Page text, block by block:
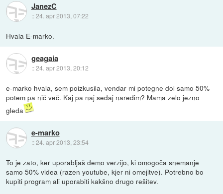
JanezC
::24. apr 2013, 07:22
Hvala E-marko.
geagaia
::24. apr 2013, 20:12
e-marko hvala, sem poizkusila, vendar mi potegne dol samo 50%
potem pa nič več. Kaj pa naj sedaj naredim? Mama zelo jezno
gleda
e-marko
::24. apr 2013, 23:54
To je zato, ker uporabljaš demo verzijo, ki omogoča snemanje
samo 50% videa (razen youtube, kjer ni omejitve). Potrebno bo
kupiti program ali uporabiti kakšno drugo rešitev.